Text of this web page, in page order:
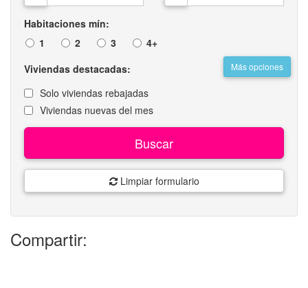
Habitaciones mín:
1
2 3 4+
Más opciones
Viviendas destacadas:
Solo viviendas rebajadas
Viviendas nuevas del mes
Buscar
Limpiar formulario
Compartir: